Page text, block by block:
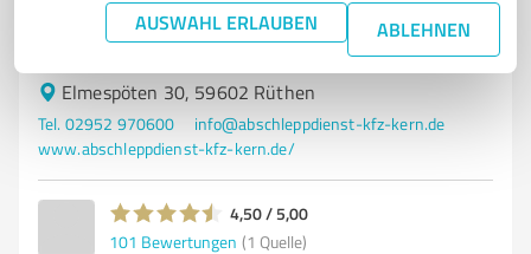
AUSWAHL ERLAUBEN ABLEHNEN
RÄDERKONFIGURATOR
Elmespöten 30, 59602 Rüthen
Tel. 02952 970600
info@abschleppdienst-kfz-kern.de
www.abschleppdienst-kfz-kern.de/
4,50 / 5,00
101 Bewertungen (1 Quelle)